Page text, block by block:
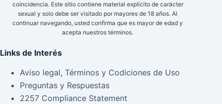
coincidencia. Este sitio contiene material explícito de carácter
sexual y solo debe ser visitado por mayores de 18 años. Al
continuar navegando, usted confirma que es mayor de edad y
acepta nuestros términos.
Links de Interés
Aviso legal, Términos y Codiciones de Uso
Preguntas y Respuestas
2257 Compliance Statement